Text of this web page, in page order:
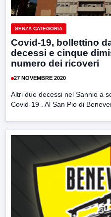
SENZA CATEGORIA
Covid-19, bollettino
decessi e cinque
numero dei ricoveri
27 NOVEMBRE 2020
Altri due decessi nel Sannio a
Covid-19 . Al San Pio di